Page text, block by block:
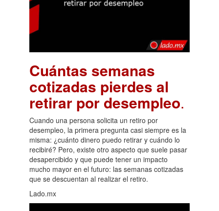
Cuántas semanas
cotizadas pierdes al
retirar por desempleo.
Cuando una persona solicita un retiro por
desempleo, la primera pregunta casi siempre es la
misma: ¿cuánto dinero puedo retirar y cuándo lo
recibiré? Pero, existe otro aspecto que suele pasar
desapercibido y que puede tener un impacto
mucho mayor en el futuro: las semanas cotizadas
que se descuentan al realizar el retiro.
Lado.mx